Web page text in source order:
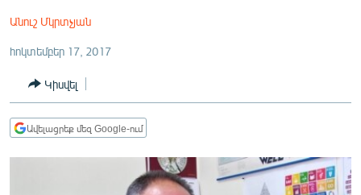
ՊԱՏԵՐԱԶՄԻ 6 ՇԱԲԱԹՆԵՐԸ
ՏԱՐԱԾԱՇՐՋԱՆ
Անուշ Մկրտչյան
հոկտեմբեր 17, 2017
Կիսվել
Ավելացրեք մեզ Google-ում